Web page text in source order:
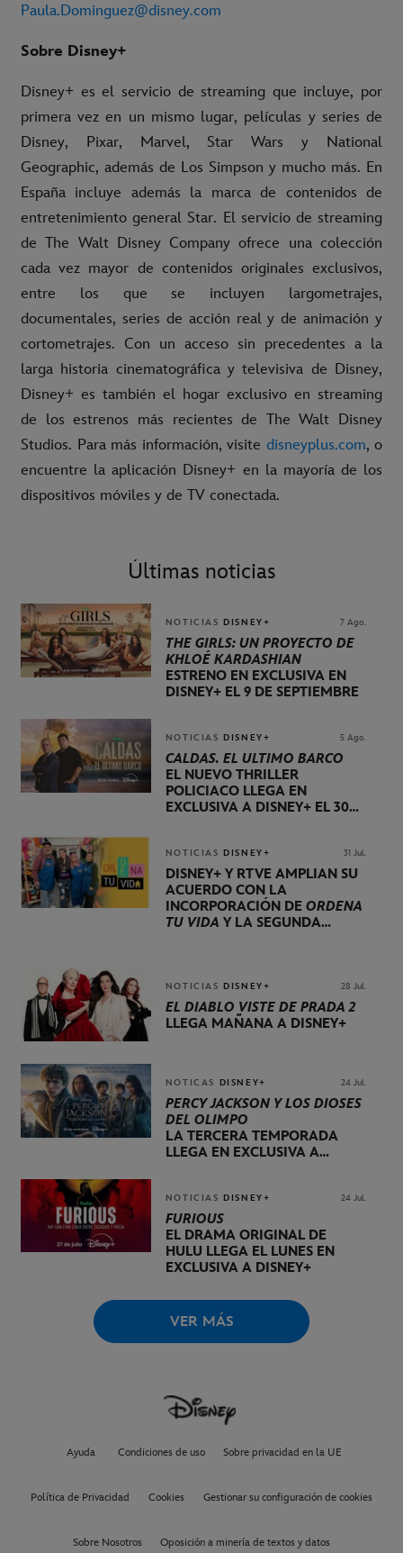
Paula.Dominguez@disney.com
Sobre Disney+
Disney+ es el servicio de streaming que incluye, por
primera vez en un mismo lugar, películas y series de
Disney, Pixar, Marvel, Star Wars y National
Geographic, además de Los Simpson y mucho más. En
España incluye además la marca de contenidos de
entretenimiento general Star. El servicio de streaming
de The Walt Disney Company ofrece una colección
cada vez mayor de contenidos originales exclusivos,
entre los que se incluyen largometrajes,
documentales, series de acción real y de animación y
cortometrajes. Con un acceso sin precedentes a la
larga historia cinematográfica y televisiva de Disney,
Disney+ es también el hogar exclusivo en streaming
de los estrenos más recientes de The Walt Disney
Studios. Para más información, visite disneyplus.com, o
encuentre la aplicación Disney+ en la mayoría de los
dispositivos móviles y de TV conectada.
Últimas noticias
NOTICIAS DISNEY+ 7 Ago.
THE GIRLS: UN PROYECTO DE
KHLOÉ KARDASHIAN
ESTRENO EN EXCLUSIVA EN
DISNEY+ EL 9 DE SEPTIEMBRE
NOTICIAS DISNEY+ 5 Ago.
CALDAS. EL ÚLTIMO BARCO
EL NUEVO THRILLER
POLICIACO LLEGA EN
EXCLUSIVA A DISNEY+ EL 30
NOTICIAS DISNEY+ 31 Jul.
DISNEY+ Y RTVE AMPLÍAN SU
ACUERDO CON LA
INCORPORACIÓN DE ORDENA
TU VIDA Y LA SEGUNDA
NOTICIAS DISNEY+ 28 Jul.
EL DIABLO VISTE DE PRADA 2
LLEGA MAÑANA A DISNEY+
NOTICAS DISNEY+ 24 Jul.
PERCY JACKSON Y LOS DIOSES
DEL OLIMPO
LA TERCERA TEMPORADA
LLEGA EN EXCLUSIVA A
NOTICIAS DISNEY+ 24 Jul.
FURIOUS
EL DRAMA ORIGINAL DE
HULU LLEGA EL LUNES EN
EXCLUSIVA A DISNEY+
VER MÁS
Ayuda Condiciones de uso Sobre privacidad en la UE
Política de Privacidad Cookies Gestionar su configuración de cookies
Sobre Nosotros Oposición a minería de textos y datos